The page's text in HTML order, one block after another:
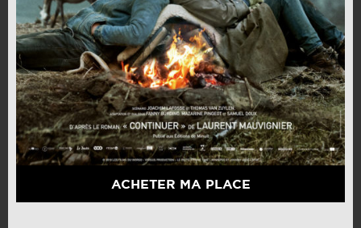
ACHETER MA PLACE